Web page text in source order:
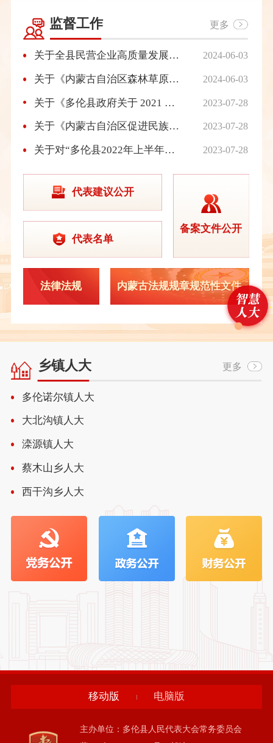
监督工作 更多
关于全县民营企业高质量发展情况调研报告 2024-06-03
关于《内蒙古自治区森林草原防火条例》执法检查情况的报告 2024-06-03
关于《多伦县政府关于 2021 年度国有自然 资源资产管理情况报告》的审议意见 2023-07-28
关于《内蒙古自治区促进民族团结进步条例》执法检查情况的报告 2023-07-28
关于对“多伦县2022年上半年国民经济 和社会发展计划执行情况、2021年财政决算和2022年上半年财政预算执行情况、2021年本级财政预算和其他财政收支审计情况的报告” 的审议意见 2023-07-28
代表建议公开
备案文件公开
代表名单
法律法规 内蒙古法规规章规范性文件
乡镇人大 更多
多伦诺尔镇人大
大北沟镇人大
滦源镇人大
蔡木山乡人大
西干沟乡人大
移动版 电脑版
主办单位：多伦县人民代表大会常务委员会